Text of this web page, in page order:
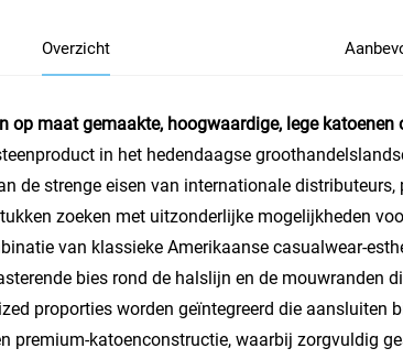
Overzicht
op maat gemaakte, hoogwaardige, lege katoenen
in het hedendaagse
de strenge eisen van internationale
zoeken met uitzonderlijke mogelijkheden
van klassieke Amerikaanse casualwear-
bies rond de halslijn en de mouwranden
proporties worden geïntegreerd die aansluiten
premium-katoenconstructie, waarbij zorgvuldig